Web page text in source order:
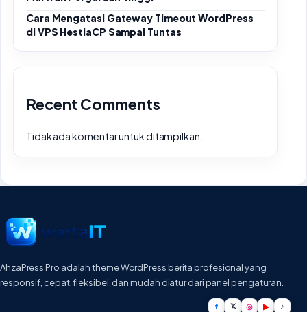
Cara Mengatasi Gateway Timeout WordPress
di VPS HestiaCP Sampai Tuntas
Recent Comments
Tidak ada komentar untuk ditampilkan.
AhzaPress Pro adalah theme WordPress berita profesional yang
responsif, cepat, fleksibel, dan mudah diatur dari panel pengaturan.
f 𝕏 ◎ ▶ ♪